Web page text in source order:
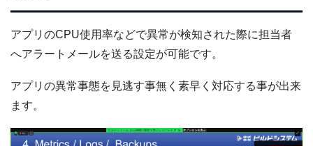
アプリのCPU使用率などで異常が検知された際に担当者
へアラートメールを送る設定が可能です。
アプリの異常事態を見逃す事無く素早く対応する事が出来
ます。